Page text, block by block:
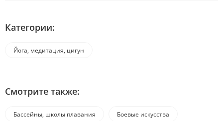
Категории:
Йога, медитация, цигун
Смотрите также:
Бассейны, школы плавания Боевые искусства